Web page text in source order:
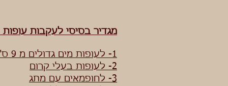
מגדיר בסיסי לעקבות עופות
1- לעופות מים גדולים מ 9 ס"מ ומעלה, ללא קרום מלא.
2- לעופות בעלי קרום
3- לחופמאים עם מתג